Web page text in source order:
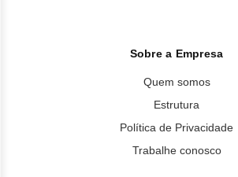
Sobre a Empresa
Quem somos
Estrutura
Política de Privacidade
Trabalhe conosco